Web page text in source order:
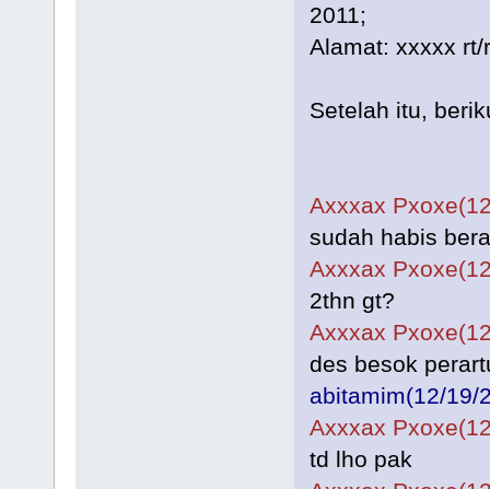
2011;
Alamat: xxxxx
Setelah itu,
Axxxax
sudah habis
Axxxax
2thn gt?
Axxxax
des besok
abitamim(12/19/
Axxxax
td lho pak